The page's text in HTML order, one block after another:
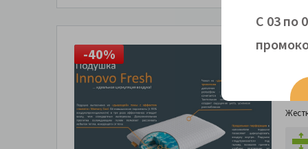
-40% -
С 03 по